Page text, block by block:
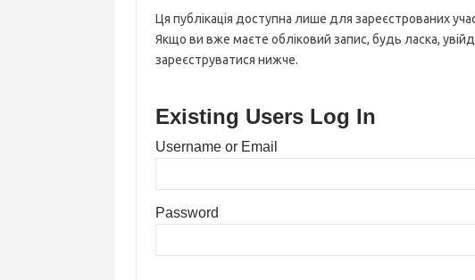
Ця публікація доступна лише для зареєстрованих
Якщо ви вже маєте обліковий запис, будь ласка,
зареєструватися нижче.
Existing Users Log In
Username or Email
Password